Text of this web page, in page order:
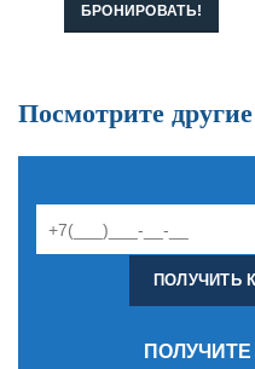
БРОНИРОВАТЬ!
Посмотрите